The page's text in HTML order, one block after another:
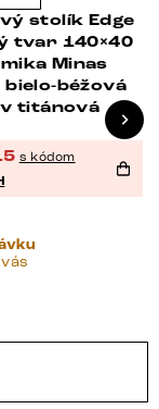
stolík Edge
tvar 140×40
Minas
bielo-béžová
titánová
s kódom